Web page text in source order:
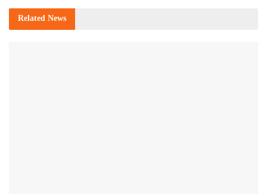
Related News